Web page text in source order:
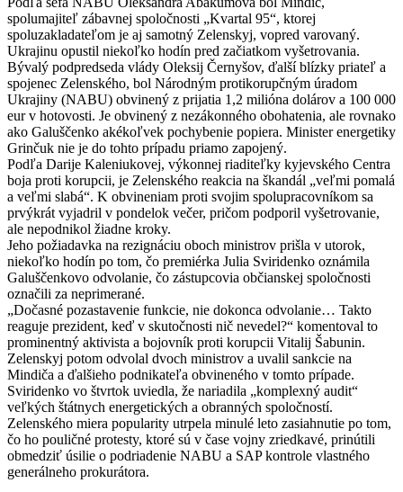
spolumajiteľ zábavnej spoločnosti „Kvartal 95“, ktorej
spoluzakladateľom je aj samotný Zelenskyj, vopred varovaný.
Ukrajinu opustil niekoľko hodín pred začiatkom vyšetrovania.
Bývalý podpredseda vlády Oleksij Černyšov, ďalší blízky priateľ a
spojenec Zelenského, bol Národným protikorupčným úradom
Ukrajiny (NABU) obvinený z prijatia 1,2 milióna dolárov a 100 000
eur v hotovosti. Je obvinený z nezákonného obohatenia, ale rovnako
ako Galuščenko akékoľvek pochybenie popiera. Minister energetiky
Grinčuk nie je do tohto prípadu priamo zapojený.
Podľa Darije Kaleniukovej, výkonnej riaditeľky kyjevského Centra
boja proti korupcii, je Zelenského reakcia na škandál „veľmi pomalá
a veľmi slabá“. K obvineniam proti svojim spolupracovníkom sa
prvýkrát vyjadril v pondelok večer, pričom podporil vyšetrovanie,
ale nepodnikol žiadne kroky.
Jeho požiadavka na rezignáciu oboch ministrov prišla v utorok,
niekoľko hodín po tom, čo premiérka Julia Sviridenko oznámila
Galuščenkovo ​​odvolanie, čo zástupcovia občianskej spoločnosti
označili za neprimerané.
„Dočasné pozastavenie funkcie, nie dokonca odvolanie… Takto
reaguje prezident, keď v skutočnosti nič nevedel?“ komentoval to
prominentný aktivista a bojovník proti korupcii Vitalij Šabunin.
Zelenskyj potom odvolal dvoch ministrov a uvalil sankcie na
Mindiča a ďalšieho podnikateľa obvineného v tomto prípade.
Sviridenko vo štvrtok uviedla, že nariadila „komplexný audit“
veľkých štátnych energetických a obranných spoločností.
Zelenského miera popularity utrpela minulé leto zasiahnutie po tom,
čo ho pouličné protesty, ktoré sú v čase vojny zriedkavé, prinútili
obmedziť úsilie o podriadenie NABU a SAP kontrole vlastného
generálneho prokurátora.